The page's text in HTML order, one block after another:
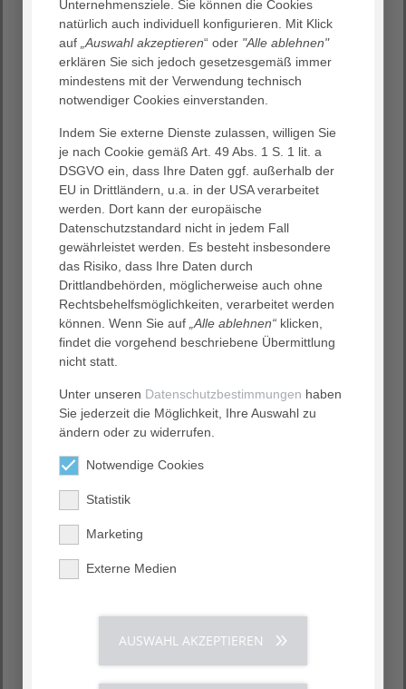
Patient:innen kleine Alltagsbesorgungen ab und haben
Zeit für Gespräche.
Wichtig: Auch für uns Ehrenamtliche gilt die
Schweigepflicht.
Wir gehören zur "Evangelischen Kranken- und Altenhilfe
e.V." (eKH), einer bundesweit aktiven, gemeinnützigen
Arbeitsgemeinschaft. Entstanden ist die Bewegung vor
mehr als 50 Jahren in den USA: Über den dortigen
"Volunteer Service" kam die Einrichtung der „pink ladies“
in den 60er Jahren nach Deutschland. Die "Evangelische
Krankenhaus-Hilfe", wie sie damals noch hieß, begann
1969 mit ihrer Tätigkeit der „Grünen Damen"; später
kamen auch "Grüne Herren" hinzu. Heute arbeiten
bundesweit ca. 8.000 Ehrenamtliche in 530 Gruppen: In
Krankenhäusern, Altenhilfeeinrichtungen und in der
häuslichen Umgebung.
In Hamburg-Bergedorf setzte sich Frau Ursula
Schilakowski dafür ein, einen solchen Dienst auch in
des Bethesda Krankenhaus Bergedorf am Glindersweg
im Jahr 2004 konnten wir mit 23 Helfer:innen unsere
Arbeit als Grüne Damen und Herren beginnen.
Wir sind stolz und froh, fast zwanzig Jahre später mit 38
Krankenhausaufenthaltes begleiten zu dürfen.
Weitere Informationen zur eKH
Unternehmensziele. Sie können die Cookies
natürlich auch individuell konfigurieren. Mit Klick
auf „Auswahl akzeptieren“ oder "Alle ablehnen"
erklären Sie sich jedoch gesetzesgemäß immer
mindestens mit der Verwendung technisch
notwendiger Cookies einverstanden.
Indem Sie externe Dienste zulassen, willigen Sie
je nach Cookie gemäß Art. 49 Abs. 1 S. 1 lit. a
DSGVO ein, dass Ihre Daten ggf. außerhalb der
EU in Drittländern, u.a. in der USA verarbeitet
werden. Dort kann der europäische
Datenschutzstandard nicht in jedem Fall
gewährleistet werden. Es besteht insbesondere
das Risiko, dass Ihre Daten durch
Drittlandbehörden, möglicherweise auch ohne
Rechtsbehelfsmöglichkeiten, verarbeitet werden
können. Wenn Sie auf „Alle ablehnen“ klicken,
findet die vorgehend beschriebene Übermittlung
nicht statt.
Unter unseren Datenschutzbestimmungen haben
Sie jederzeit die Möglichkeit, Ihre Auswahl zu
ändern oder zu widerrufen.
Notwendige Cookies
Statistik
Marketing
Externe Medien
AUSWAHL AKZEPTIEREN